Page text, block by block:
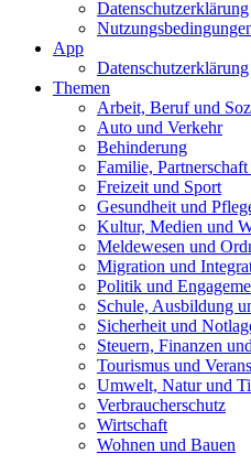
Datenschutz­erklärung
App
Daten­schutz­erklärung
Themen
Arbeit, Beruf und
Auto und Verkehr
Behinderung
Familie,
Freizeit und Sport
Gesundheit und
Kultur, Medien und
Meldewesen und
Migration und
Politik und
Schule, Ausbildung
Sicherheit und
Steuern, Finanzen
Tourismus und
Umwelt, Natur und
Verbraucher­schutz
Wirtschaft
Wohnen und Bauen